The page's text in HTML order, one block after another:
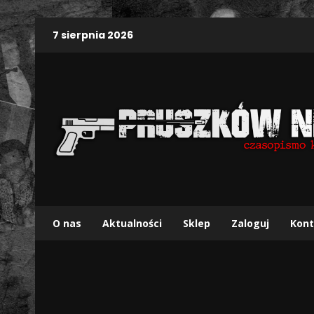
7 sierpnia 2026
O nas Aktualności Sklep Zaloguj